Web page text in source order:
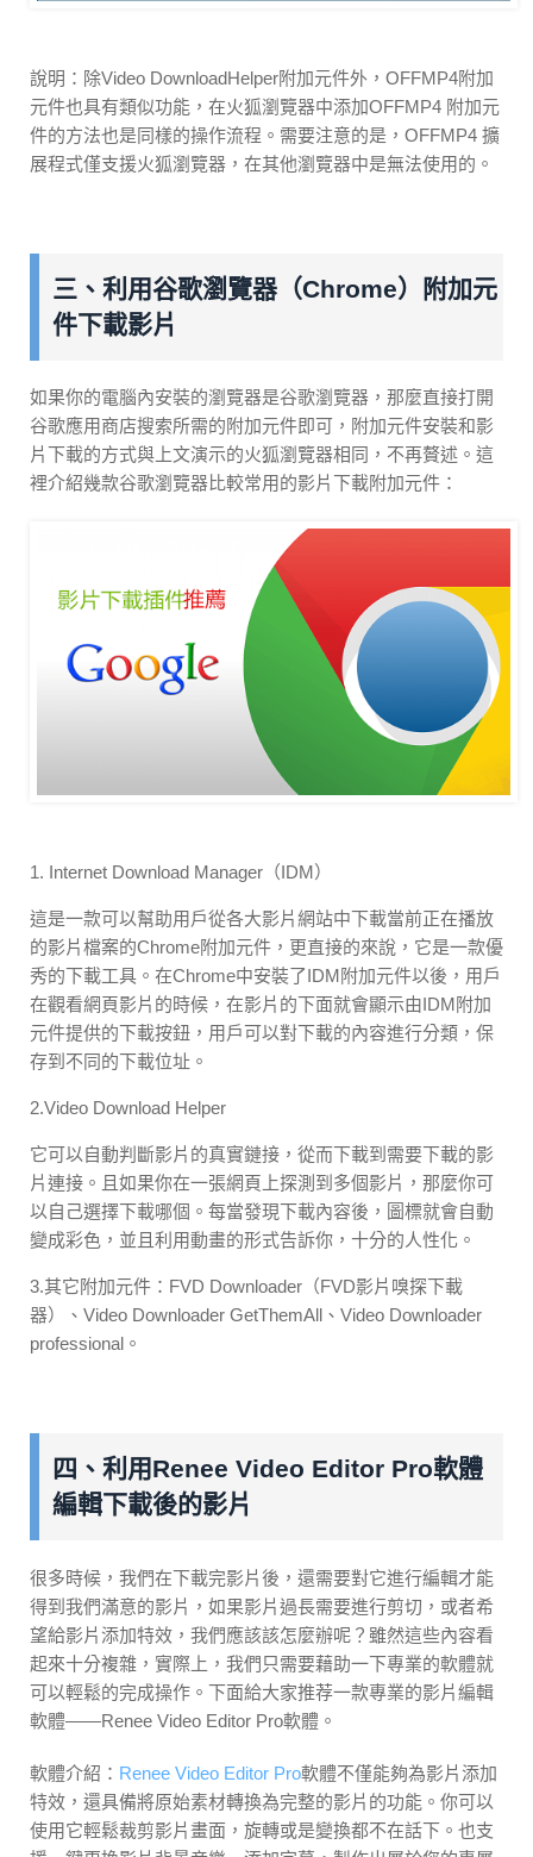
說明：除Video DownloadHelper附加元件外，OFFMP4附加
元件也具有類似功能，在火狐瀏覽器中添加OFFMP4 附加元
件的方法也是同樣的操作流程。需要注意的是，OFFMP4 擴
展程式僅支援火狐瀏覽器，在其他瀏覽器中是無法使用的。
三、利用谷歌瀏覽器（Chrome）附加元
件下載影片
如果你的電腦內安裝的瀏覽器是谷歌瀏覽器，那麼直接打開
谷歌應用商店搜索所需的附加元件即可，附加元件安裝和影
片下載的方式與上文演示的火狐瀏覽器相同，不再贅述。這
裡介紹幾款谷歌瀏覽器比較常用的影片下載附加元件：
1. Internet Download Manager（IDM）
這是一款可以幫助用戶從各大影片網站中下載當前正在播放
的影片檔案的Chrome附加元件，更直接的來說，它是一款優
秀的下載工具。在Chrome中安裝了IDM附加元件以後，用戶
在觀看網頁影片的時候，在影片的下面就會顯示由IDM附加
元件提供的下載按鈕，用戶可以對下載的內容進行分類，保
存到不同的下載位址。
2.Video Download Helper
它可以自動判斷影片的真實鏈接，從而下載到需要下載的影
片連接。且如果你在一張網頁上探測到多個影片，那麼你可
以自己選擇下載哪個。每當發現下載內容後，圖標就會自動
變成彩色，並且利用動畫的形式告訴你，十分的人性化。
3.其它附加元件：FVD Downloader（FVD影片嗅探下載
器）、Video Downloader GetThemAll、Video Downloader
professional。
四、利用Renee Video Editor Pro軟體
編輯下載後的影片
很多時候，我們在下載完影片後，還需要對它進行編輯才能
得到我們滿意的影片，如果影片過長需要進行剪切，或者希
望給影片添加特效，我們應該該怎麼辦呢？雖然這些內容看
起來十分複雜，實際上，我們只需要藉助一下專業的軟體就
可以輕鬆的完成操作。下面給大家推荐一款專業的影片編輯
軟體——Renee Video Editor Pro軟體。
軟體介紹： Renee Video Editor Pro軟體不僅能夠為影片添加
特效，還具備將原始素材轉換為完整的影片的功能。你可以
使用它輕鬆裁剪影片畫面，旋轉或是變換都不在話下。也支